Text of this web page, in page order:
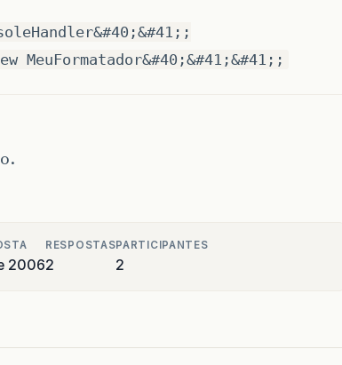
MeuFormatador&#40;&#41;&#41;;
2006
RESPOSTAS
2
PARTICIPANTES
2